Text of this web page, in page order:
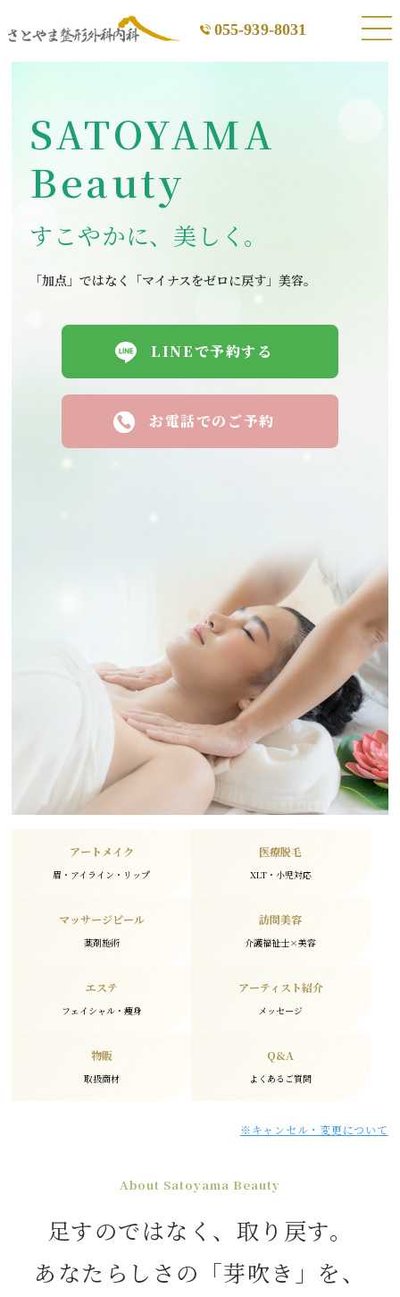
055-939-8031
SATOYAMA
Beauty
すこやかに、美しく。
「加点」ではなく「マイナスをゼロに戻す」美容。
LINEで予約する
お電話でのご予約
アートメイク
眉・アイライン・リップ
医療脱毛
XLT・小児対応
マッサージピール
薬剤施術
訪問美容
介護福祉士×美容
エステ
フェイシャル・痩身
アーティスト紹介
メッセージ
物販
取扱商材
Q&A
よくあるご質問
※キャンセル・変更について
About Satoyama Beauty
足すのではなく、取り戻す。
あなたらしさの「芽吹き」を、